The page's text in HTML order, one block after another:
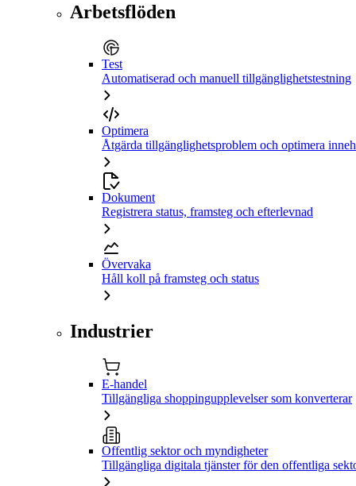
Arbetsflöden
Test
Automatiserad och manuell tillgänglighetstestning
Optimera
Åtgärda tillgänglighetsproblem och optimera
Dokument
Registrera status, framsteg och efterlevnad
Övervaka
Håll koll på framsteg och status
Industrier
E-handel
Tillgängliga shoppingupplevelser som konverterar
Offentlig sektor och myndigheter
Tillgängliga digitala tjänster för den offentliga